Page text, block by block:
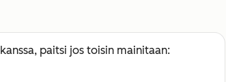
kanssa, paitsi jos toisin mainitaan: